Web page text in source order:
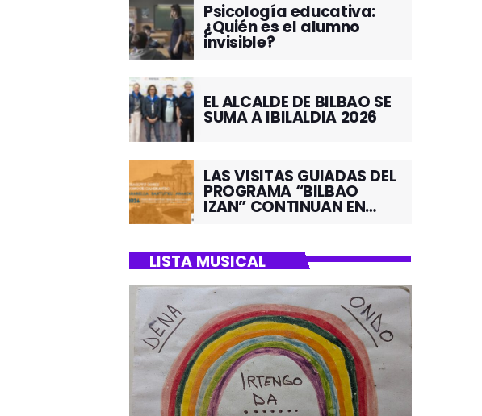
Psicología educativa:
¿Quién es el alumno
invisible?
EL ALCALDE DE BILBAO SE
SUMA A IBILALDIA 2026
LAS VISITAS GUIADAS DEL
PROGRAMA “BILBAO
IZAN” CONTINUAN EN
LISTA MUSICAL